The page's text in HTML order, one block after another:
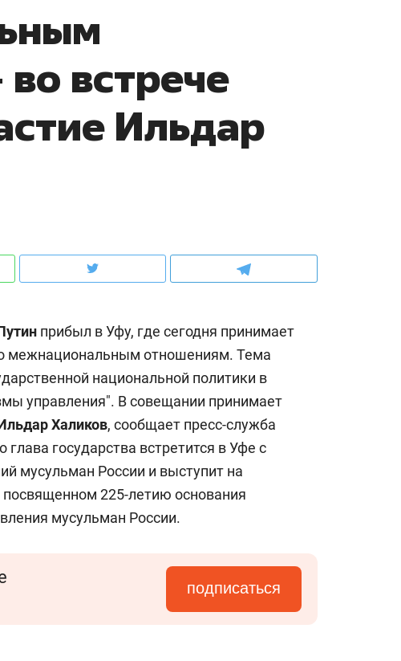
встрече
Ильдар
прибыл в Уфу, где сегодня принимает
межнациональным отношениям. Тема
национальной политики в
управления". В совещании принимает
Халиков, сообщает пресс-служба
государства встретится в Уфе с
мусульман России и выступит на
225-летию основания
мусульман России.
подписаться
клиентах и чудных запросах мастеров
ключа: какой будет
в ЖК «Нова»
природе, работа
с ментальным и физическим
антихрупких команд